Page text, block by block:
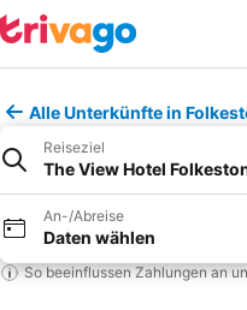
Alle Unterkünfte in
Reiseziel
The View Hotel
An-/Abreise
Daten wählen
So beeinflussen Zahlungen an